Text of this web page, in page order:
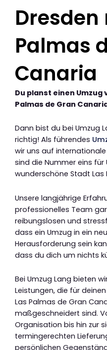
Dresden
Palmas
Canaria
Du planst einen Umzug
Palmas de Gran
Dann bist du bei Umzug
richtig! Als führendes
wir uns auf
sind die Nummer eins für
wunderschöne Stadt Las
Unsere langjährige
professionelles Team
reibungslosen und
dass ein Umzug in ein
Herausforderung sein
dass du dich um nichts
Bei Umzug Lang bieten
Leistungen, die für
Las Palmas de Gran
maßgeschneidert sind.
Organisation bis hin zur
termingerechten
persönlichen